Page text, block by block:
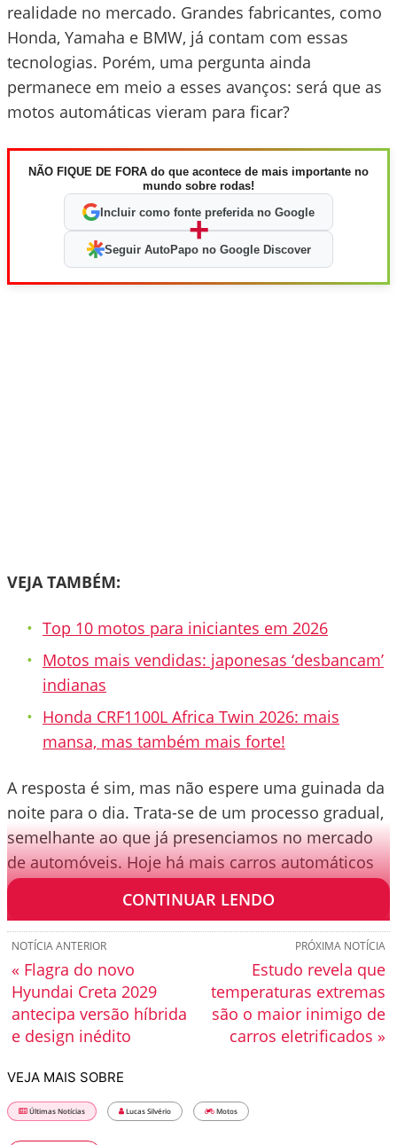
realidade no mercado. Grandes fabricantes, como
Honda, Yamaha e BMW, já contam com essas
tecnologias. Porém, uma pergunta ainda
permanece em meio a esses avanços: será que as
motos automáticas vieram para ficar?
NÃO FIQUE DE FORA do que acontece de mais importante no
mundo sobre rodas!
Incluir como fonte preferida no Google
+
Seguir AutoPapo no Google Discover
VEJA TAMBÉM:
Top 10 motos para iniciantes em 2026
Motos mais vendidas: japonesas ‘desbancam’
indianas
Honda CRF1100L Africa Twin 2026: mais
mansa, mas também mais forte!
A resposta é sim, mas não espere uma guinada da
noite para o dia. Trata-se de um processo gradual,
semelhante ao que já presenciamos no mercado
de automóveis. Hoje há mais carros automáticos
emplacados do que manuais.
CONTINUAR LENDO
PRÓXIMA NOTÍCIA
Estudo revela que
temperaturas extremas
são o maior inimigo de
carros eletrificados »
NOTÍCIA ANTERIOR
« Flagra do novo
Hyundai Creta 2029
antecipa versão híbrida
e design inédito
VEJA MAIS SOBRE
Últimas Notícias Lucas Silvério Motos